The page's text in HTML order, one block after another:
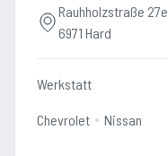
Rauhholzstraße 27e
6971 Hard
Werkstatt
Chevrolet Nissan